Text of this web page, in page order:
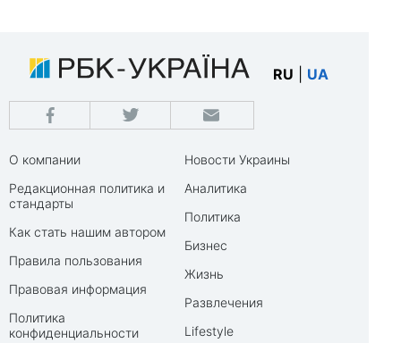
RU UA
О компании
Редакционная политика и
стандарты
Как стать нашим автором
Правила пользования
Правовая информация
Политика
конфиденциальности
Новости Украины
Аналитика
Политика
Бизнес
Жизнь
Развлечения
Lifestyle